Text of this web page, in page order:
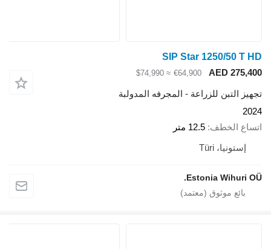
SIP Star 1250/50 T HD
AED 275,400
€64,900
≈ $74,990
تجهيز التبن للزراعة - المجرفه المدولبة
2024
اتساع الخطف 12.5 متر
إستونيا، Türi
Estonia Wihuri OÜ.